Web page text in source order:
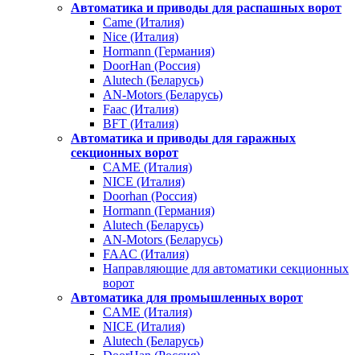
Автоматика и приводы для распашных ворот
Came (Италия)
Nice (Италия)
Hormann (Германия)
DoorHan (Россия)
Alutech (Беларусь)
AN-Motors (Беларусь)
Faac (Италия)
BFT (Италия)
Автоматика и приводы для гаражных
секционных ворот
CAME (Италия)
NICE (Италия)
Doorhan (Россия)
Hormann (Германия)
Alutech (Беларусь)
AN-Motors (Беларусь)
FAAC (Италия)
Направляющие для автоматики секционных
ворот
Автоматика для промышленных ворот
CAME (Италия)
NICE (Италия)
Alutech (Беларусь)